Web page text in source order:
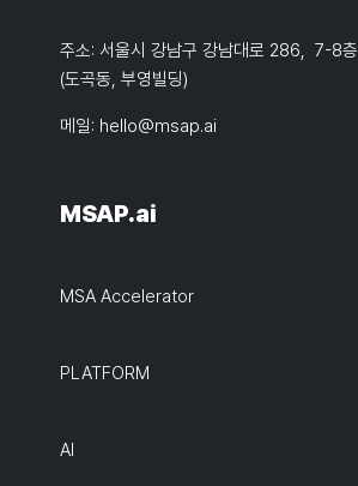
주소: 서울시 강남구 강남대로 286, 7-8층
(도곡동, 부영빌딩)
메일: hello@msap.ai
MSAP.ai
MSA Accelerator
PLATFORM
AI